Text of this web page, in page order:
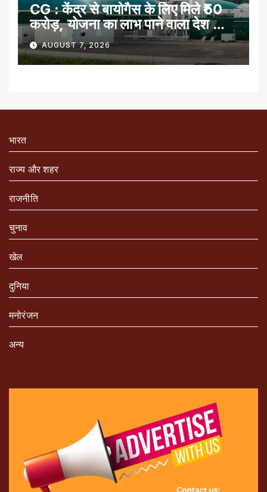
CG : केंद्र से बायोगैस के लिए मिले ₹50
करोड़, योजना का लाभ पाने वाला देश का
पहला राज्य
AUGUST 7, 2026
भारत
राज्य और शहर
राजनीति
चुनाव
खेल
दुनिया
मनोरंजन
अन्य